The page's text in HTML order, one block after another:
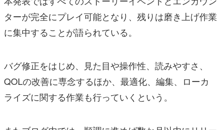
ターが完全にプレイ可能となり、残りは磨き上げ作業
に集中することが語られている。
バグ修正をはじめ、見た目や操作性、読みやすさ、
QOLの改善に専念するほか、最適化、編集、ローカ
ライズに関する作業も行っていくという。